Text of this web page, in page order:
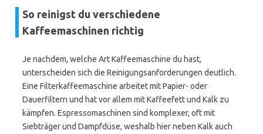
So reinigst du verschiedene
Kaffeemaschinen richtig
Je nachdem, welche Art Kaffeemaschine du hast,
unterscheiden sich die Reinigungsanforderungen deutlich.
Eine Filterkaffeemaschine arbeitet mit Papier- oder
Dauerfiltern und hat vor allem mit Kaffeefett und Kalk zu
kämpfen. Espressomaschinen sind komplexer, oft mit
Siebträger und Dampfdüse, weshalb hier neben Kalk auch